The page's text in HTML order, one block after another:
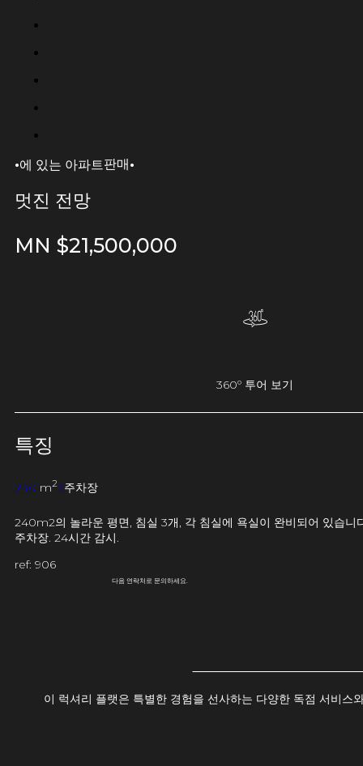
·에 있는 아파트판매·
멋진 전망
MN $21,500,000
360º 투어 보기
특징
240 m23주차장
240m2의 놀라운 평면, 침실 3개, 각 침실에 욕실이 완비되어 있습니
주차장. 24시간 감시.
ref: 906
다음 연락처로 문의하세요.
이 럭셔리 플랫은 특별한 경험을 선사하는 다양한 독점 서비스